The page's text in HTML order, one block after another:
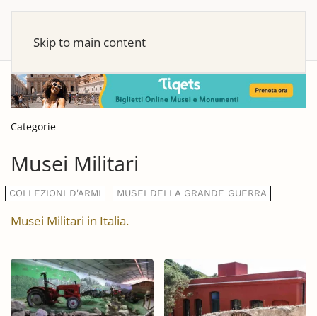
Skip to main content
Categorie
Musei Militari
COLLEZIONI D'ARMI MUSEI DELLA GRANDE GUERRA
Musei Militari in Italia.